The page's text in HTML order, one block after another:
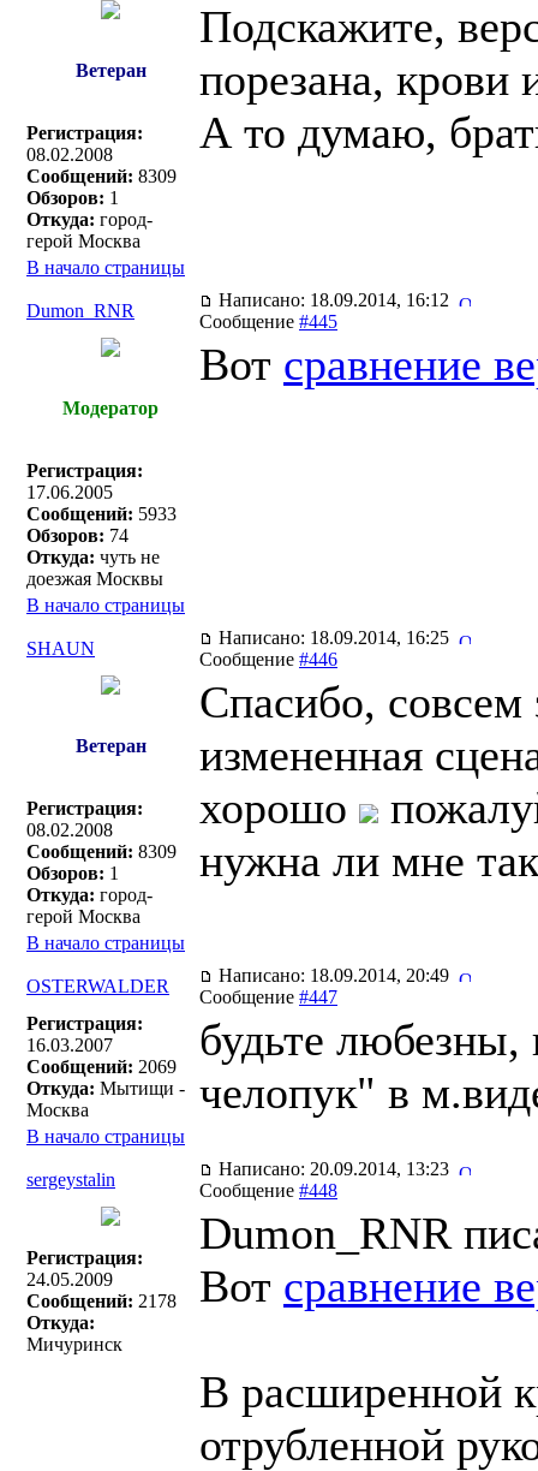
Ветеран
Регистрация:
08.02.2008
Сообщений: 8309
Обзоров: 1
Откуда: город-
герой Москва
Подскажите,
порезана, крови
А то думаю,
В начало страницы
Dumon_RNR
Написано: 18.09.2014, 16:12
Сообщение #445
Модератор
Регистрация:
17.06.2005
Сообщений: 5933
Обзоров: 74
Откуда: чуть не
доезжая Москвы
Вот сравнение
В начало страницы
SHAUN
Написано: 18.09.2014, 16:25
Сообщение #446
Ветеран
Регистрация:
08.02.2008
Сообщений: 8309
Обзоров: 1
Откуда: город-
герой Москва
Спасибо,
измененная
хорошо
нужна ли мне
В начало страницы
OSTERWALDER
Написано: 18.09.2014, 20:49
Сообщение #447
Регистрация:
16.03.2007
Сообщений: 2069
Откуда: Мытищи -
Москва
будьте любезны,
челопук" в
В начало страницы
sergeystalin
Написано: 20.09.2014, 13:23
Сообщение #448
Регистрация:
24.05.2009
Сообщений: 2178
Откуда:
Мичуринск
Dumon_RNR
Вот сравнение
В расширенной
отрубленной